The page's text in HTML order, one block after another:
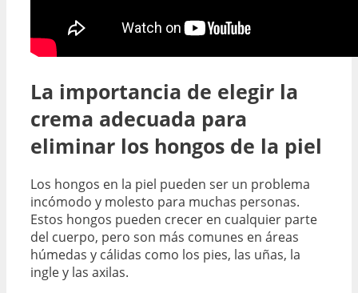
La importancia de elegir la
crema adecuada para
eliminar los hongos de la piel
Los hongos en la piel pueden ser un problema
incómodo y molesto para muchas personas.
Estos hongos pueden crecer en cualquier parte
del cuerpo, pero son más comunes en áreas
húmedas y cálidas como los pies, las uñas, la
ingle y las axilas.